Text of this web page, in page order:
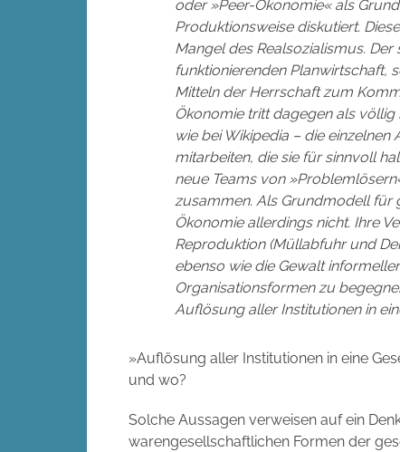
oder »Peer-Ökonomie« als
Produktionsweise diskutiert.
Mangel des Realsozialismus.
funktionierenden Planwirtschaft,
Mitteln der Herrschaft zum
Ökonomie tritt dagegen als
wie bei Wikipedia – die
mitarbeiten, die sie für sinnvoll
neue Teams von
zusammen. Als Grundmodell für
Ökonomie allerdings nicht. Ihre
Reproduktion (Müllabfuhr und
ebenso wie die Gewalt
Organisationsformen zu
Auflösung aller Institutionen in
»Auflösung aller Institutionen in eine
und wo?
Solche Aussagen verweisen auf ein
warengesellschaftlichen Formen der